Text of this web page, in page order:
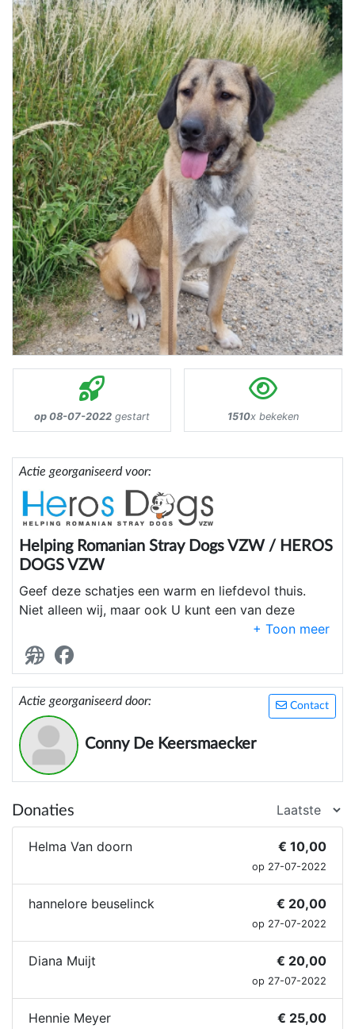
op 08-07-2022 gestart 1510x bekeken
Actie georganiseerd voor:
Helping Romanian Stray Dogs VZW / HEROS
DOGS VZW
Geef deze schatjes een warm en liefdevol thuis.
Niet alleen wij, maar ook U kunt een van deze
schatjes redden uit de "hel" van Roemenië.
Wij redden, helpen en plaatsen hondjes uit
Roemenië
Contact
Actie georganiseerd door:
Conny De Keersmaecker
Donaties
Helma Van doorn € 10,00
op 27-07-2022
hannelore beuselinck € 20,00
op 27-07-2022
Diana Muijt € 20,00
op 27-07-2022
Hennie Meyer € 25,00